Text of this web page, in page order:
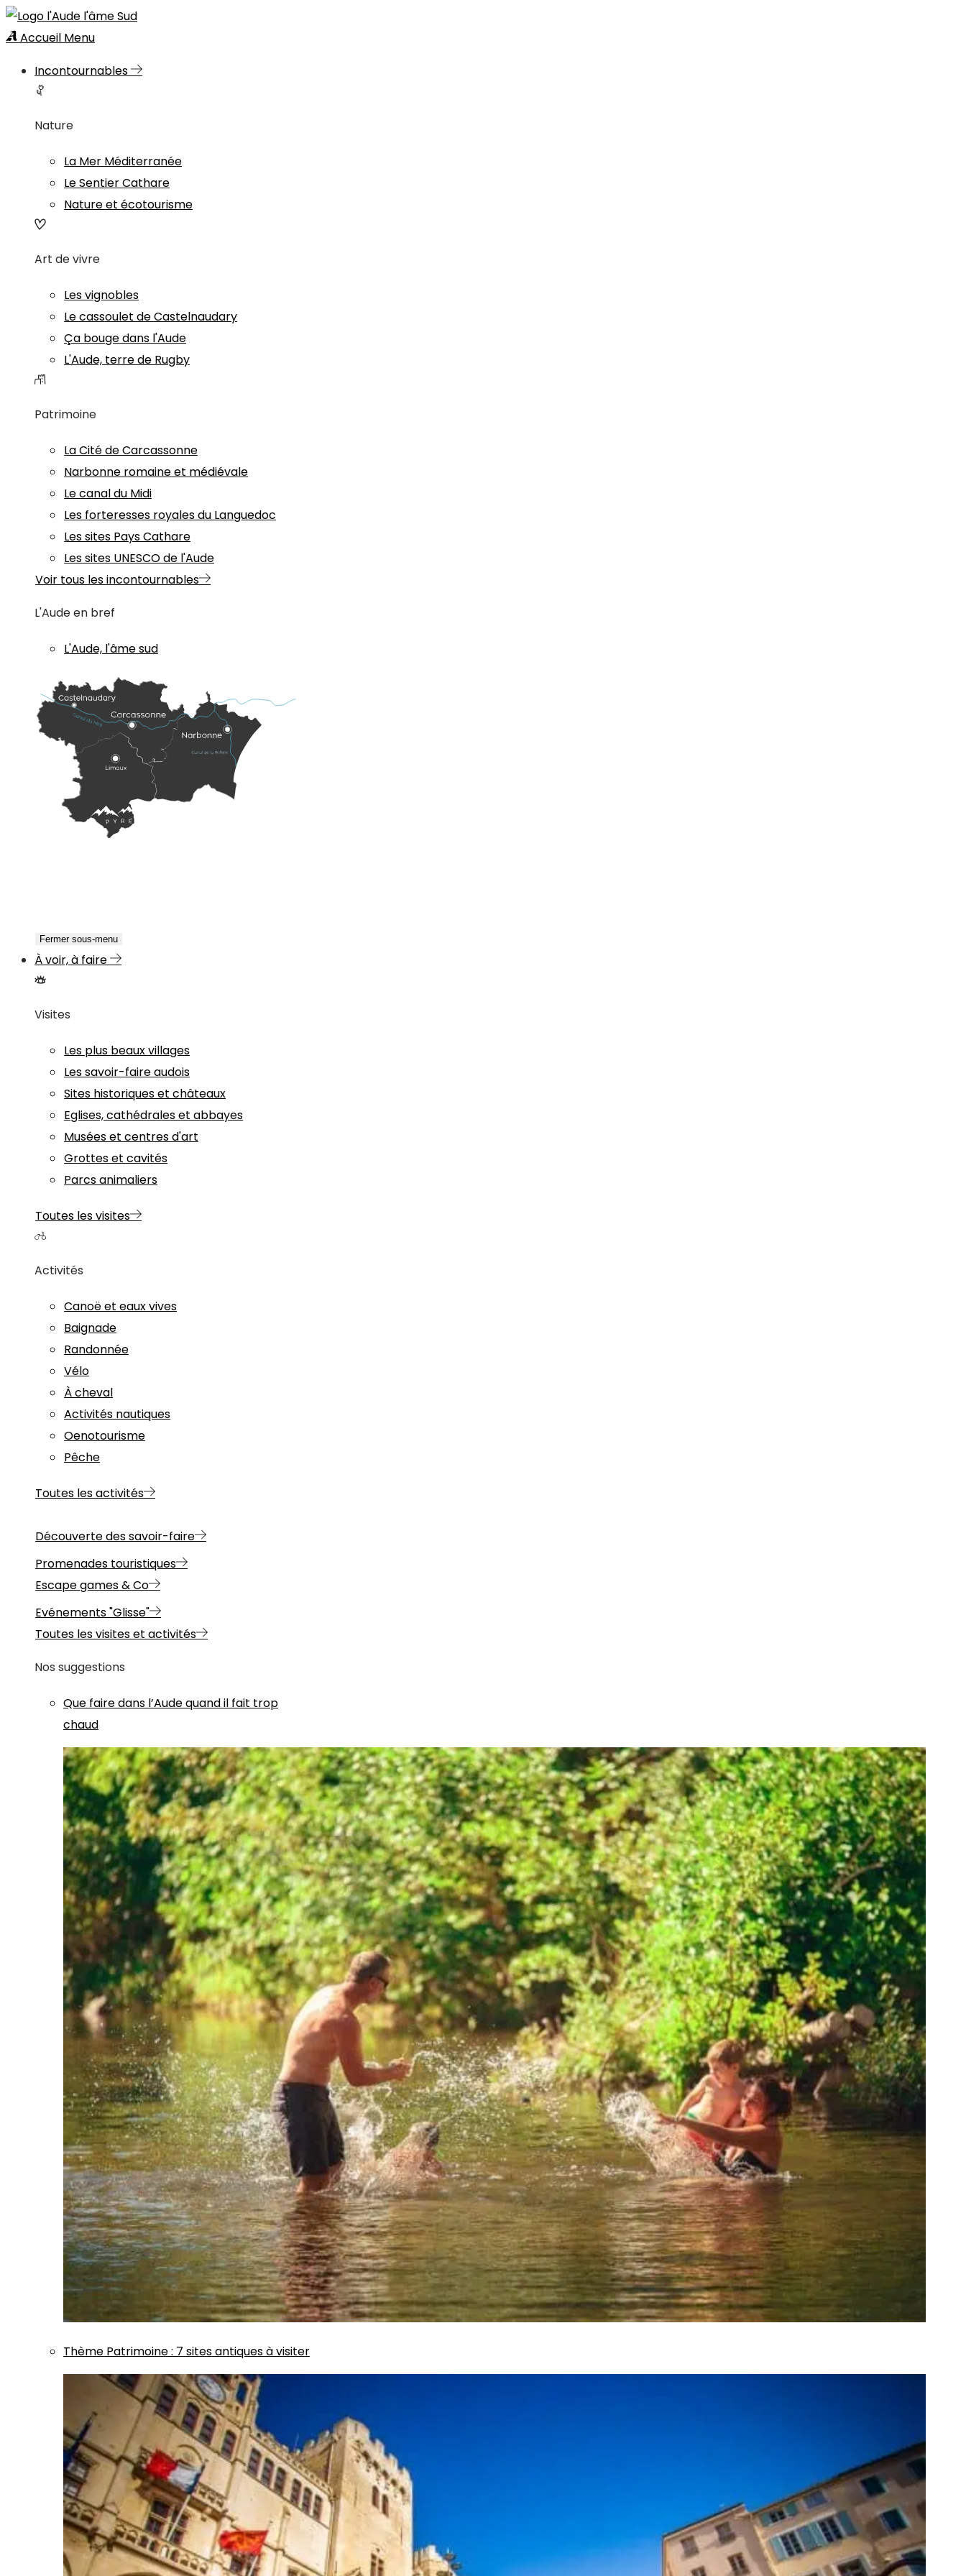
Accueil Menu
Incontournables
Nature
La Mer Méditerranée
Le Sentier Cathare
Nature et écotourisme
Art de vivre
Les vignobles
Le cassoulet de Castelnaudary
Ça bouge dans l'Aude
L'Aude, terre de Rugby
Patrimoine
La Cité de Carcassonne
Narbonne romaine et médiévale
Le canal du Midi
Les forteresses royales du Languedoc
Les sites Pays Cathare
Les sites UNESCO de l'Aude
Voir tous les incontournables
L'Aude en bref
L'Aude, l'âme sud
Fermer sous-menu
À voir, à faire
Visites
Les plus beaux villages
Les savoir-faire audois
Sites historiques et châteaux
Eglises, cathédrales et abbayes
Musées et centres d'art
Grottes et cavités
Parcs animaliers
Toutes les visites
Activités
Canoë et eaux vives
Baignade
Randonnée
Vélo
À cheval
Activités nautiques
Oenotourisme
Pêche
Toutes les activités
Découverte des savoir-faire
Promenades touristiques
Escape games & Co
Evénements "Glisse"
Toutes les visites et activités
Nos suggestions
Que faire dans l’Aude quand il fait trop
chaud
Thème Patrimoine: 7 sites antiques à visiter